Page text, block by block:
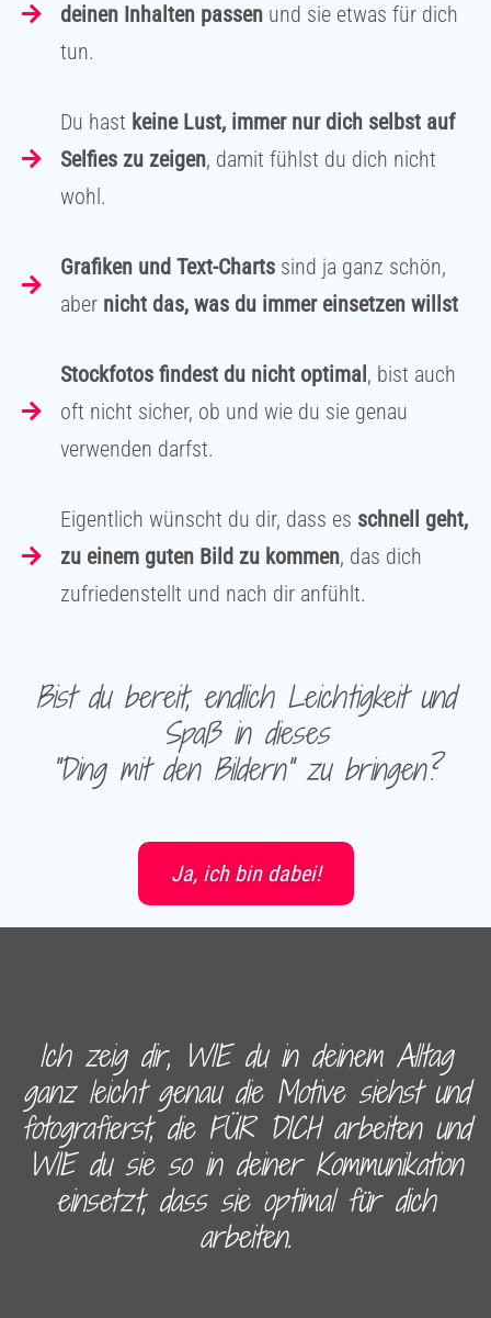
deinen Inhalten passen und sie etwas für dich
tun.
Du hast keine Lust, immer nur dich selbst auf
Selfies zu zeigen, damit fühlst du dich nicht
wohl.
Grafiken und Text-Charts sind ja ganz schön,
aber nicht das, was du immer einsetzen willst
Stockfotos findest du nicht optimal , bist auch
oft nicht sicher, ob und wie du sie genau
verwenden darfst.
Eigentlich wünscht du dir, dass es schnell geht,
zu einem guten Bild zu kommen, das dich
zufriedenstellt und nach dir anfühlt.
Bist du bereit, endlich Leichtigkeit und
Spaß in dieses
"Ding mit den Bildern" zu bringen?
Ja, ich bin dabei!
Ich zeig dir, WIE du in deinem Alltag
ganz leicht genau die Motive siehst und
fotografierst, die FÜR DICH arbeiten und
WIE du sie so in deiner Kommunikation
einsetzt, dass sie optimal für dich
arbeiten.